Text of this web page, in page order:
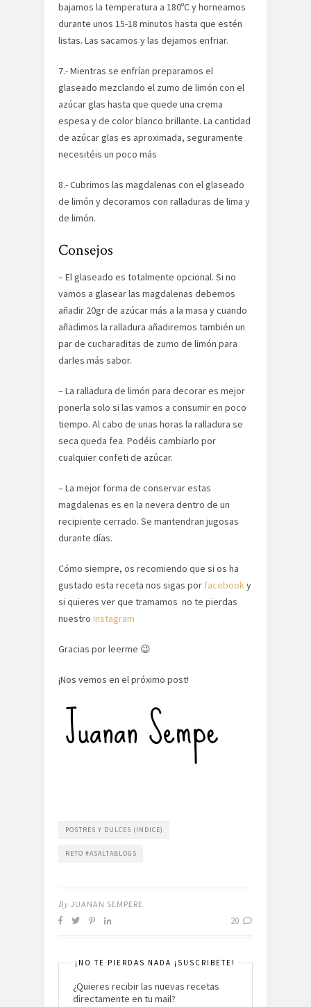
bajamos la temperatura a 180ºC y horneamos
durante unos 15-18 minutos hasta que estén
listas. Las sacamos y las dejamos enfriar.
7.- Mientras se enfrían preparamos el
glaseado mezclando el zumo de limón con el
azúcar glas hasta que quede una crema
espesa y de color blanco brillante. La cantidad
de azúcar glas es aproximada, seguramente
necesitéis un poco más
8.- Cubrimos las magdalenas con el glaseado
de limón y decoramos con ralladuras de lima y
de limón.
Consejos
– El glaseado es totalmente opcional. Si no
vamos a glasear las magdalenas debemos
añadir 20gr de azúcar más a la masa y cuando
añadimos la ralladura añadiremos también un
par de cucharaditas de zumo de limón para
darles más sabor.
– La ralladura de limón para decorar es mejor
ponerla solo si las vamos a consumir en poco
tiempo. Al cabo de unas horas la ralladura se
seca queda fea. Podéis cambiarlo por
cualquier confeti de azúcar.
– La mejor forma de conservar estas
magdalenas es en la nevera dentro de un
recipiente cerrado. Se mantendran jugosas
durante días.
Cómo siempre, os recomiendo que si os ha
gustado esta receta nos sigas por facebooky
si quieres ver que tramamos no te pierdas
nuestro Instagram
Gracias por leerme 😉
¡Nos vemos en el próximo post!
POSTRES Y DULCES (INDICE)
RETO #ASALTABLOGS
By JUANAN SEMPERE
20
¡NO TE PIERDAS NADA ¡SUSCRIBETE!
¿Quieres recibir las nuevas recetas
directamente en tu mail?